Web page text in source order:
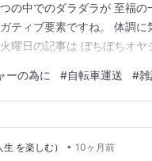
の中でのダラダラが 至福の
ティブ要素ですね。 体調に
曜日の記事は ぼちぼちオヤ
ソナルスペースが無い為、
ーの為に #自転車運送 #
を楽しむ） • 10ヶ月前